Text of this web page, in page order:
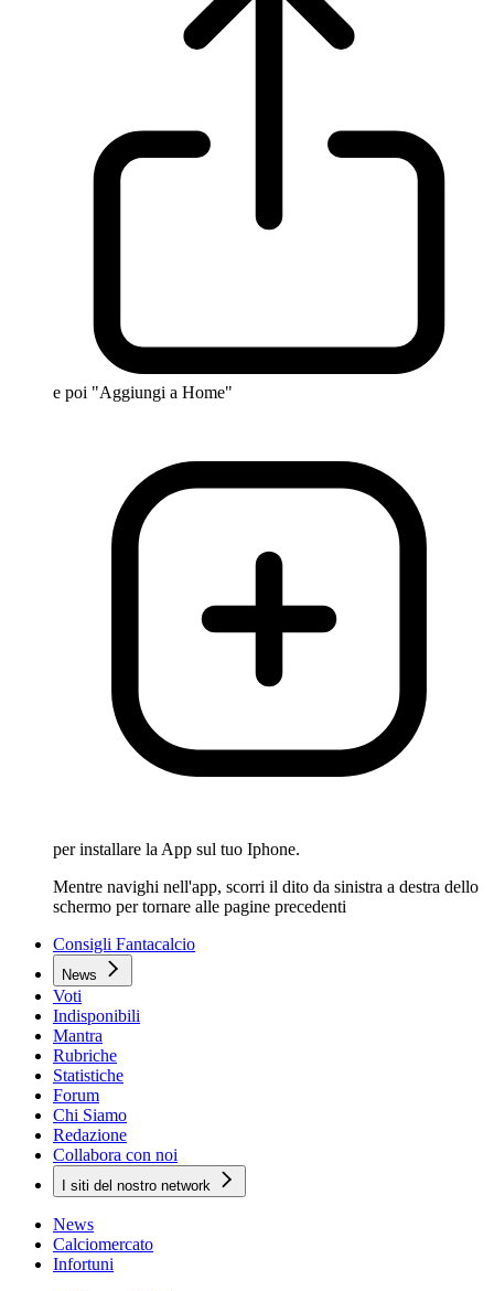
e poi "Aggiungi a Home"
per installare la App sul tuo Iphone.
Mentre navighi nell'app, scorri il dito da sinistra a destra dello
schermo per tornare alle pagine precedenti
Consigli Fantacalcio
News
Voti
Indisponibili
Mantra
Rubriche
Statistiche
Forum
Chi Siamo
Redazione
Collabora con noi
I siti del nostro network
News
Calciomercato
Infortuni